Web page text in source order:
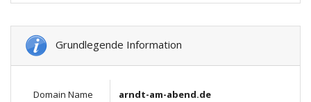
Grundlegende Information
Domain Name arndt-am-abend.de